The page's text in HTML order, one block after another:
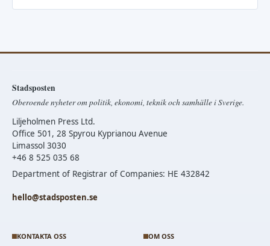
Stadsposten
Oberoende nyheter om politik, ekonomi, teknik och samhälle i Sverige.
Liljeholmen Press Ltd.
Office 501, 28 Spyrou Kyprianou Avenue
Limassol 3030
+46 8 525 035 68
Department of Registrar of Companies: HE 432842
hello@stadsposten.se
KONTAKTA OSS OM OSS